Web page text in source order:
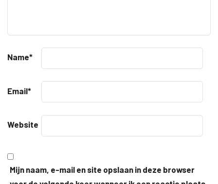
Name*
Email*
Website
Mijn naam, e-mail en site opslaan in deze browser